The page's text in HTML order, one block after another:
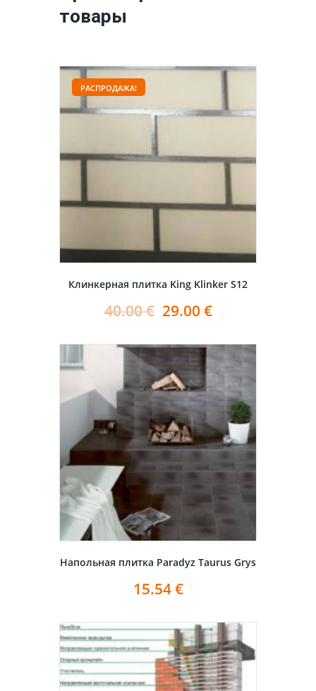
товары
РАСПРОДАЖА!
Клинкерная плитка King Klinker S12
40.00€ 29.00 €
Напольная плитка Paradyz Taurus Grys
15.54€